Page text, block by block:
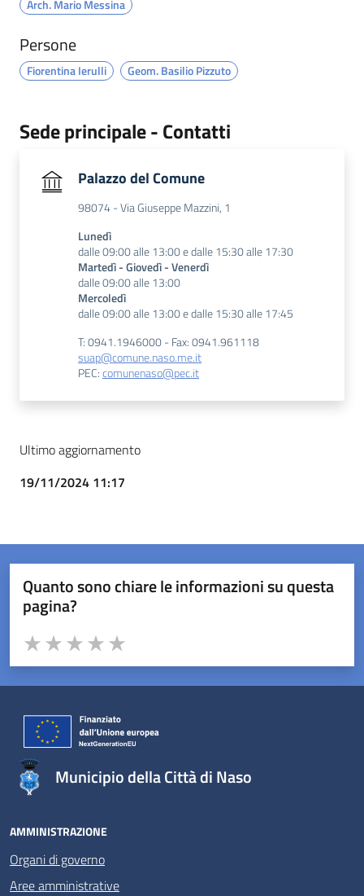
Arch. Mario Messina
Persone
Fiorentina Ierulli Geom. Basilio Pizzuto
Sede principale - Contatti
Palazzo del Comune
98074 - Via Giuseppe Mazzini, 1
Lunedì
dalle 09:00 alle 13:00 e dalle 15:30 alle 17:30
Martedì - Giovedì - Venerdì
dalle 09:00 alle 13:00
Mercoledì
dalle 09:00 alle 13:00 e dalle 15:30 alle 17:45
T: 0941.1946000 - Fax: 0941.961118
suap@comune.naso.me.it
PEC:comunenaso@pec.it
Ultimo aggiornamento
19/11/2024 11:17
Quanto sono chiare le informazioni su questa
pagina?
Valuta da 1 a 5 stelle la pagina
Valuta 5 stelle su 5
Valuta 4 stelle su 5
Valuta 3 stelle su 5
Valuta 2 stelle su 5
Valuta 1 stelle su 5
Municipio della Città di Naso
AMMINISTRAZIONE
Organi di governo
Aree amministrative